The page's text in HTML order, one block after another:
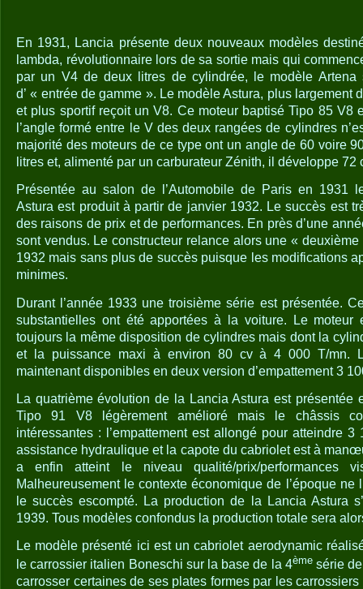
En 1931, Lancia présente deux nouveaux modèles
lambda, révolutionnaire lors de sa sortie mais qui
par un V4 de deux litres de cylindrée, le modèle
d’ « entrée de gamme ». Le modèle Astura, plus largement
et plus sportif reçoit un V8. Ce moteur baptisé Tipo 85 V8
l’angle formé entre le V des deux rangées de cylindres
majorité des moteurs de ce type ont un angle de 60 voire
litres et, alimenté par un carburateur Zénith, il développe 72
Présentée au salon de l’Automobile de Paris en 1931
Astura est produit à partir de janvier 1932. Le succès est
des raisons de prix et de performances. En près d’une
sont vendus. Le constructeur relance alors une «
1932 mais sans plus de succès puisque les modifications
minimes.
Durant l’année 1933 une troisième série est présentée.
substantielles ont été apportées à la voiture. Le
toujours la même disposition de cylindres mais dont la
et la puissance maxi à environ 80 cv à 4 000 T/mn.
maintenant disponibles en deux version d’empattement 3
La quatrième évolution de la Lancia Astura est présentée
Tipo 91 V8 légèrement amélioré mais le châssis
intéressantes : l’empattement est allongé pour atteindre
assistance hydraulique et la capote du cabriolet est à
a enfin atteint le niveau qualité/prix/performances
Malheureusement le contexte économique de l’époque ne
le succès escompté. La production de la Lancia Astura
1939. Tous modèles confondus la production totale sera
Le modèle présenté ici est un cabriolet aerodynamic
le carrossier italien Boneschi sur la base de la 4èmesérie de
carrosser certaines de ses plates formes par les